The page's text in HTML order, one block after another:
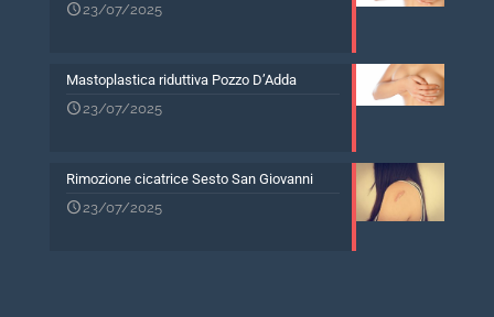
23/07/2025
Mastoplastica riduttiva Pozzo D’Adda
23/07/2025
Rimozione cicatrice Sesto San Giovanni
23/07/2025